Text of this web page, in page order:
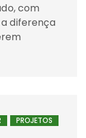
com
diferença
PROJETOS